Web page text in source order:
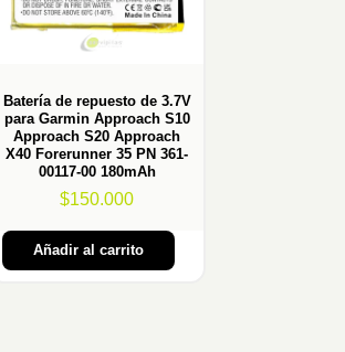
Batería de repuesto de 3.7V
para Garmin Approach S10
Approach S20 Approach
X40 Forerunner 35 PN 361-
00117-00 180mAh
$150.000
Añadir al carrito